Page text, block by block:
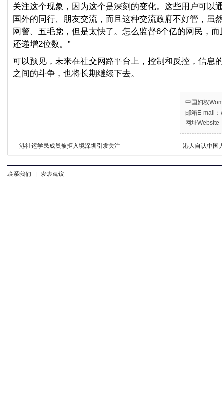
关注这个现象，因为这个是深刻的变化。这些用户可以
国外的同行、朋友交流，而且这种交流政府不好管，虽
网警、五毛党，但是太快了。怎么监督6个亿的网民，
还递增2位数。”
可以预见，未来在社交网路平台上，控制和反控，信息
之间的斗争，也将长期继续下去。
中国妇权
邮箱E-mail
网址Website
港社运学民成员被拒入境深圳引发关注 港人自认中国
联系我们 发表建议